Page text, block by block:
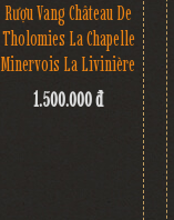
Rượu Vang Château De
Tholomies La Chapelle
Minervois La Livinière
1.500.000 đ